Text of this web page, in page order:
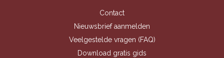
Contact
Nieuwsbrief aanmelden
Veelgestelde vragen (FAQ)
Download gratis gids